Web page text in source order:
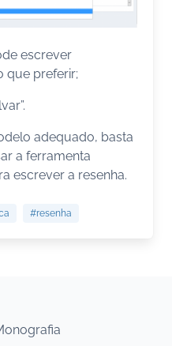
escrever
que preferir;
adequado, basta
a ferramenta
escrever a resenha.
#resenha